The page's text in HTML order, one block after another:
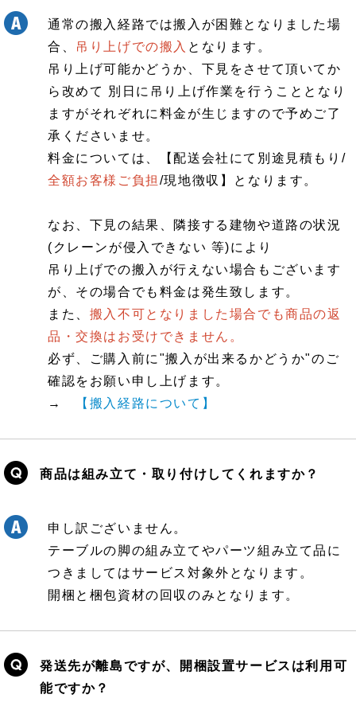
通常の搬入経路では搬入が困難となりました場
合、
吊り上げでの搬入 となります。
吊り上げ可能かどうか、下見をさせて頂いてか
ら改めて 別日に吊り上げ作業を行うこととなり
ますがそれぞれに料金が生じますので予めご了
承くださいませ。
料金については、【配送会社にて別途見積もり/
全額お客様ご負担 /現地徴収】となります。
なお、下見の結果、隣接する建物や道路の状況
(クレーンが侵入できない 等)により
吊り上げでの搬入が行えない場合もございます
が、その場合でも料金は発生致します。
また、 搬入不可となりました場合でも商品の返
品・交換はお受けできません。
必ず、ご購入前に"搬入が出来るかどうか"のご
確認をお願い申し上げます。
→
【搬入経路について】
商品は組み立て・取り付けしてくれますか？
申し訳ございません。
テーブルの脚の組み立てやパーツ組み立て品に
つきましてはサービス対象外となります。
開梱と梱包資材の回収のみとなります。
発送先が離島ですが、開梱設置サービスは利用可
能ですか？